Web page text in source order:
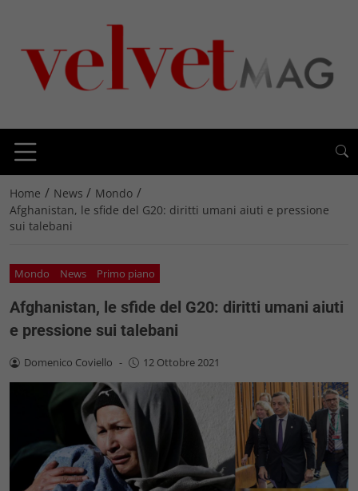
Home / News / Mondo /
Afghanistan, le sfide del G20: diritti umani aiuti e pressione
sui talebani
Mondo News Primo piano
Afghanistan, le sfide del G20: diritti umani aiuti
e pressione sui talebani
Domenico Coviello - 12 Ottobre 2021